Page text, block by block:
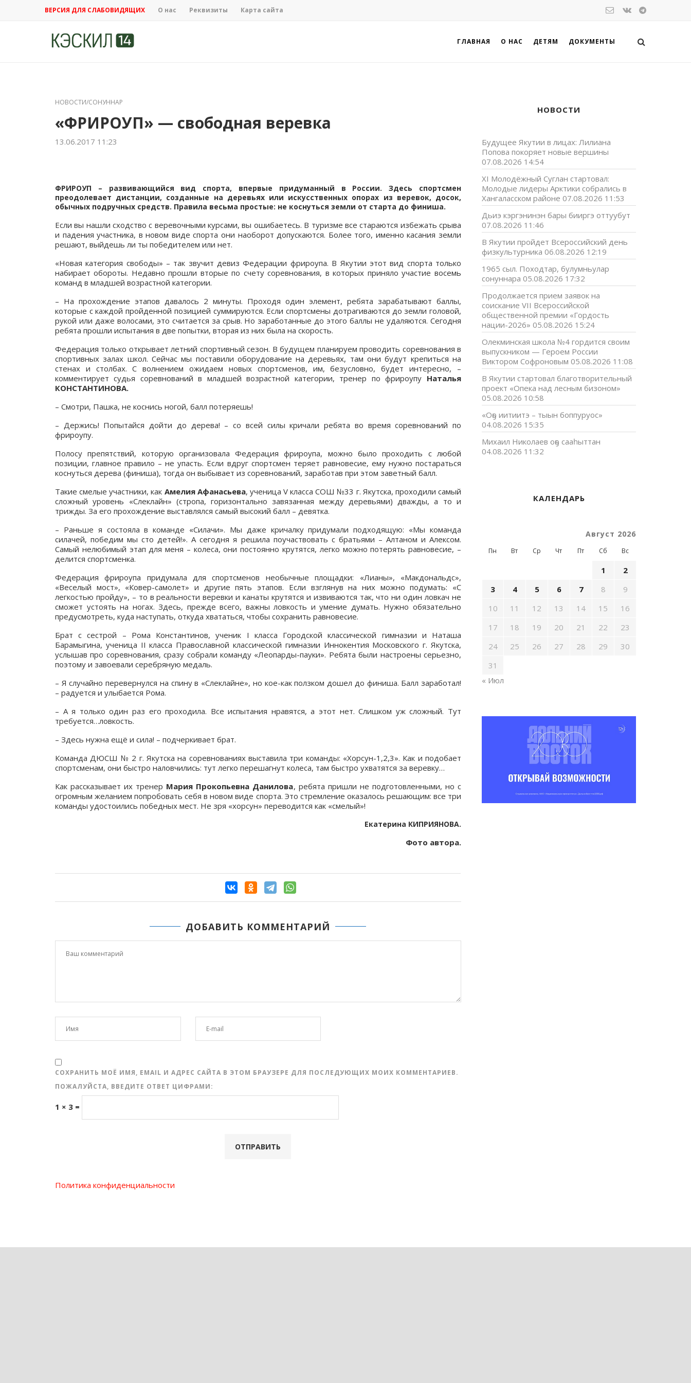
ВЕРСИЯ ДЛЯ СЛАБОВИДЯЩИХ О нас Реквизиты Карта сайта
ГЛАВНАЯ О НАС ДЕТЯМ ДОКУМЕНТЫ
НОВОСТИ/СОНУННАР
«ФРИРОУП» — свободная веревка
13.06.2017 11:23
ФРИРОУП – развивающийся вид спорта, впервые придуманный в России. Здесь спортсмен
преодолевает дистанции, созданные на деревьях или искусственных опорах из веревок, досок,
обычных подручных средств. Правила весьма простые: не коснуться земли от старта до финиша.
Если вы нашли сходство с веревочными курсами, вы ошибаетесь. В туризме все стараются избежать срыва
и падения участника, в новом виде спорта они наоборот допускаются. Более того, именно касания земли
решают, выйдешь ли ты победителем или нет.
«Новая категория свободы» – так звучит девиз Федерации фрироупа. В Якутии этот вид спорта только
набирает обороты. Недавно прошли вторые по счету соревнования, в которых приняло участие восемь
команд в младшей возрастной категории.
– На прохождение этапов давалось 2 минуты. Проходя один элемент, ребята зарабатывают баллы,
которые с каждой пройденной позицией суммируются. Если спортсмены дотрагиваются до земли головой,
рукой или даже волосами, это считается за срыв. Но заработанные до этого баллы не удаляются. Сегодня
ребята прошли испытания в две попытки, вторая из них была на скорость.
Федерация только открывает летний спортивный сезон. В будущем планируем проводить соревнования в
спортивных залах школ. Сейчас мы поставили оборудование на деревьях, там они будут крепиться на
стенах и столбах. С волнением ожидаем новых спортсменов, им, безусловно, будет интересно, –
комментирует судья соревнований в младшей возрастной категории, тренер по фрироупу Наталья
КОНСТАНТИНОВА.
– Смотри, Пашка, не коснись ногой, балл потеряешь!
– Держись! Попытайся дойти до дерева! – со всей силы кричали ребята во время соревнований по
фрироупу.
Полосу препятствий, которую организовала Федерация фрироупа, можно было проходить с любой
позиции, главное правило – не упасть. Если вдруг спортсмен теряет равновесие, ему нужно постараться
коснуться дерева (финиша), тогда он выбывает из соревнований, заработав при этом заветный балл.
Такие смелые участники, как Амелия Афанасьева, ученица V класса СОШ №33 г. Якутска, проходили самый
сложный уровень «Слеклайн» (стропа, горизонтально завязанная между деревьями) дважды, а то и
трижды. За его прохождение выставлялся самый высокий балл – девятка.
– Раньше я состояла в команде «Силачи». Мы даже кричалку придумали подходящую: «Мы команда
силачей, победим мы сто детей!». А сегодня я решила поучаствовать с братьями – Алтаном и Алексом.
Самый нелюбимый этап для меня – колеса, они постоянно крутятся, легко можно потерять равновесие, –
делится спортсменка.
Федерация фрироупа придумала для спортсменов необычные площадки: «Лианы», «Макдональдс»,
«Веселый мост», «Ковер-самолет» и другие пять этапов. Если взглянув на них можно подумать: «С
легкостью пройду», – то в реальности веревки и канаты крутятся и извиваются так, что ни один ловкач не
сможет устоять на ногах. Здесь, прежде всего, важны ловкость и умение думать. Нужно обязательно
предусмотреть, куда наступать, откуда хвататься, чтобы сохранить равновесие.
Брат с сестрой – Рома Константинов, ученик I класса Городской классической гимназии и Наташа
Барамыгина, ученица II класса Православной классической гимназии Иннокентия Московского г. Якутска,
услышав про соревнования, сразу собрали команду «Леопарды-пауки». Ребята были настроены серьезно,
поэтому и завоевали серебряную медаль.
– Я случайно перевернулся на спину в «Слеклайне», но кое-как ползком дошел до финиша. Балл заработал!
– радуется и улыбается Рома.
– А я только один раз его проходила. Все испытания нравятся, а этот нет. Слишком уж сложный. Тут
требуется…ловкость.
– Здесь нужна ещё и сила! – подчеркивает брат.
Команда ДЮСШ № 2 г. Якутска на соревнованиях выставила три команды: «Хорсун-1,2,3». Как и подобает
спортсменам, они быстро наловчились: тут легко перешагнут колеса, там быстро ухватятся за веревку…
Как рассказывает их тренер Мария Прокопьевна Данилова, ребята пришли не подготовленными, но с
огромным желанием попробовать себя в новом виде спорта. Это стремление оказалось решающим: все три
команды удостоились победных мест. Не зря «хорсун» переводится как «смелый»!
Екатерина КИПРИЯНОВА.
Фото автора.
ДОБАВИТЬ КОММЕНТАРИЙ
СОХРАНИТЬ МОЁ ИМЯ, EMAIL И АДРЕС САЙТА В ЭТОМ БРАУЗЕРЕ ДЛЯ ПОСЛЕДУЮЩИХ МОИХ КОММЕНТАРИЕВ.
ПОЖАЛУЙСТА, ВВЕДИТЕ ОТВЕТ ЦИФРАМИ:
1 × 3 =
Политика конфиденциальности
НОВОСТИ
Будущее Якутии в лицах: Лилиана
Попова покоряет новые вершины
07.08.2026 14:54
XI Молодёжный Суглан стартовал:
Молодые лидеры Арктики собрались в
Хангаласском районе 07.08.2026 11:53
Дьиэ кэргэнинэн бары бииргэ оттуубут
07.08.2026 11:46
В Якутии пройдет Всероссийский день
физкультурника 06.08.2026 12:19
1965 сыл. Походтар, булумньулар
сонуннара 05.08.2026 17:32
Продолжается прием заявок на
соискание VII Всероссийской
общественной премии «Гордость
нации-2026» 05.08.2026 15:24
Олекминская школа №4 гордится своим
выпускником — Героем России
Виктором Софроновым 05.08.2026 11:08
В Якутии стартовал благотворительный
проект «Опека над лесным бизоном»
05.08.2026 10:58
«Оҕо иитиитэ – тыын боппуруос»
04.08.2026 15:35
Михаил Николаев оҕо сааһыттан
04.08.2026 11:32
КАЛЕНДАРЬ
Август 2026
Пн Вт Ср Чт Пт Сб Вс
1
2
3
4 5 6 7 8
9
10
11 12 13 14 15
16
17
18 19 20 21 22
23
24
25 26 27 28 29
30
31
« Июл